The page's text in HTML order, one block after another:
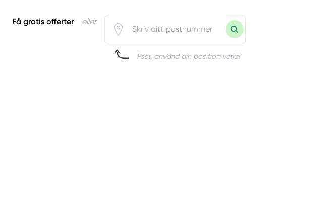
Få gratis offerter eller
Psst, använd din position vetja!